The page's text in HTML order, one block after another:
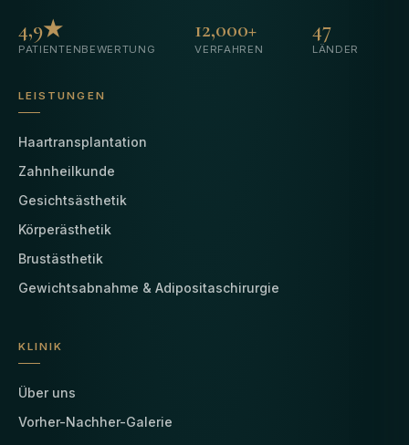
4,9★
PATIENTENBEWERTUNG
12,000+
VERFAHREN
47
LÄNDER
LEISTUNGEN
Haartransplantation
Zahnheilkunde
Gesichtsästhetik
Körperästhetik
Brustästhetik
Gewichtsabnahme & Adipositaschirurgie
KLINIK
Über uns
Vorher-Nachher-Galerie